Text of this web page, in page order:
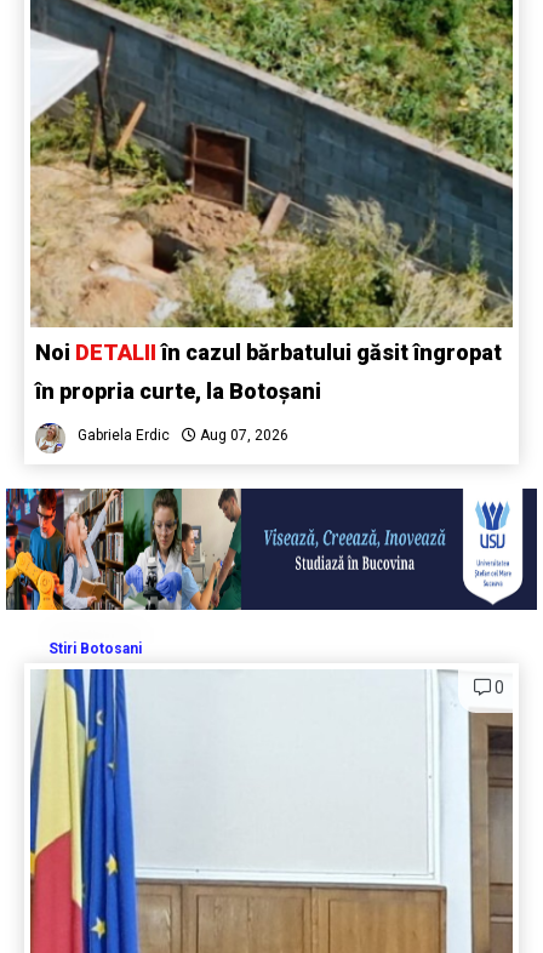
Noi DETALIIîn cazul bărbatului găsit îngropat
în propria curte, la Botoșani
Gabriela Erdic Aug 07, 2026
Stiri Botosani
0